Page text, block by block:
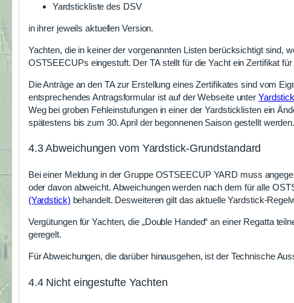
Yardstickliste des DSV
in ihrer jeweils aktuellen Version.
Yachten, die in keiner der vorgenannten Listen berücksichtigt sind,
OSTSEECUPs eingestuft. Der TA stellt für die Yacht ein Zertifikat
Die Anträge an den TA zur Erstellung eines Zertifikates sind vom
entsprechendes Antragsformular ist auf der Webseite unter Yardstick
Weg bei groben Fehleinstufungen in einer der Yardsticklisten ein
spätestens bis zum 30. April der begonnenen Saison gestellt werden.
4.3 Abweichungen vom Yardstick-Grundstandard
Bei einer Meldung in der Gruppe OSTSEECUP YARD muss
oder davon abweicht. Abweichungen werden nach dem für alle
(Yardstick) behandelt. Desweiteren gilt das aktuelle Yardstick-
Vergütungen für Yachten, die „Double Handed“ an einer Regatta
geregelt.
Für Abweichungen, die darüber hinausgehen, ist der Technische
4.4 Nicht eingestufte Yachten